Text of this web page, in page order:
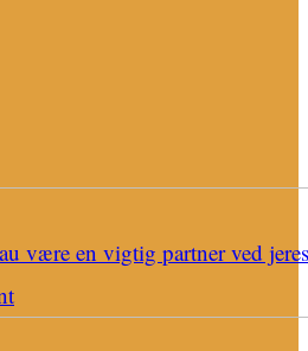
være en vigtig partner ved